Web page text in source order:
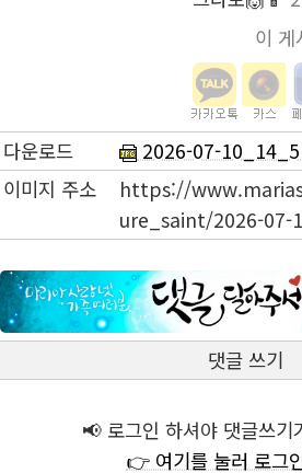
이 게
다운로드 2026-07-
이미지 주소
https://
ure_saint/2026-07-
댓글 쓰기
📢 로그인 하셔야 댓글쓰기
👉 여기를 눌러 로그